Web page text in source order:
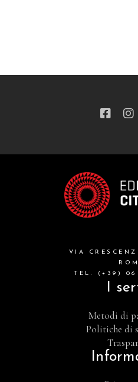
VIA
TEL. (+39) 06
I
Metodi di
Politiche di